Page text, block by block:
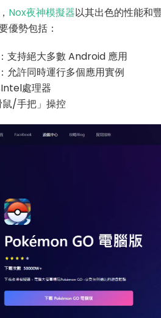
Nox夜神模擬器以其出色的性能和
優勢包括：
支持絕大多數 Android 應用
允許同時運行多個應用實例
處理器
/手把」操控